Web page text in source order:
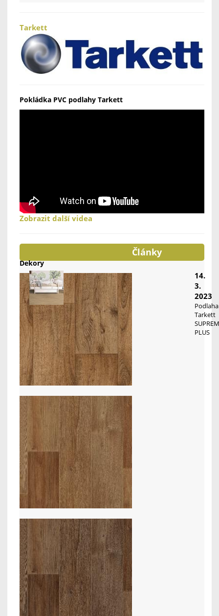
Tarkett
Pokládka PVC podlahy Tarkett
Zobrazit další videa
Dekory
Články
14.
3.
2023
Podlaha
Tarkett
PLUS